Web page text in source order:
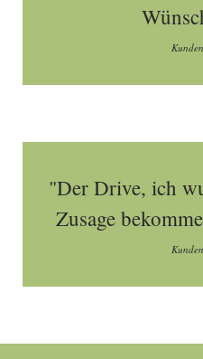
"Der Drive, ich
Zusage